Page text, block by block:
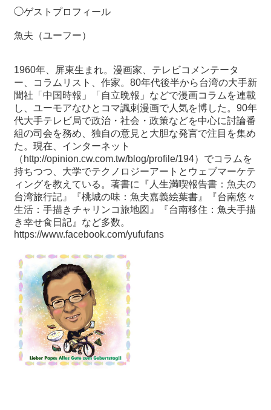
◯ゲストプロフィール
魚夫（ユーフー）
1960年、屏東生まれ。漫画家、テレビコメンテータ
ー、コラムリスト、作家。 80年代後半から台湾の大手新
聞社「中国時報」「自立晩報」などで漫画コラムを連載
し、ユーモアなひとコマ諷刺漫画で人気を博した。 90年
代大手テレビ局で政治・社会・政策などを中心に討論番
組の司会を務め、独自の意見と大胆な発言で注目を集め
た。現在、インターネット
（ http://opinion.cw.com.tw/blog/profile/194）でコラムを
持ちつつ、大学でテクノロジーアートとウェブマーケテ
ィングを教えている。著書に『人生満喫報告書：魚夫の
台湾旅行記』『桃城の味：魚夫嘉義絵葉書』『台南悠々
生活：手描きチャリンコ旅地図』『台南移住：魚夫手描
き幸せ食日記』など多数。
https://www.facebook.com/yufufans